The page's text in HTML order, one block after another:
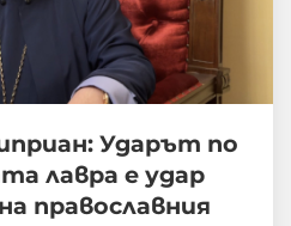
Ударът по
лавра е удар
православния